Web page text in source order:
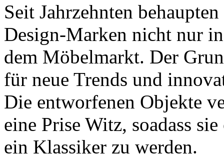
Seit Jahrzehnten
Design-Marken nicht nur
dem Möbelmarkt. Der
für neue Trends und
Die entworfenen Objekte
eine Prise Witz, soadass
ein Klassiker zu werden.